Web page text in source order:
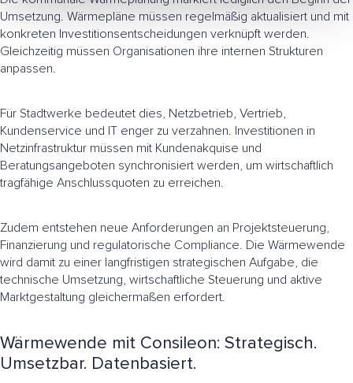
Umsetzung. Wärmepläne müssen regelmäßig aktualisiert und mit
konkreten Investitionsentscheidungen verknüpft werden.
Gleichzeitig müssen Organisationen ihre internen Strukturen
anpassen.
Für Stadtwerke bedeutet dies, Netzbetrieb, Vertrieb,
Kundenservice und IT enger zu verzahnen. Investitionen in
Netzinfrastruktur müssen mit Kundenakquise und
Beratungsangeboten synchronisiert werden, um wirtschaftlich
tragfähige Anschlussquoten zu erreichen.
Zudem entstehen neue Anforderungen an Projektsteuerung,
Finanzierung und regulatorische Compliance. Die Wärmewende
wird damit zu einer langfristigen strategischen Aufgabe, die
technische Umsetzung, wirtschaftliche Steuerung und aktive
Marktgestaltung gleichermaßen erfordert.
Wärmewende mit Consileon: Strategisch.
Umsetzbar. Datenbasiert.